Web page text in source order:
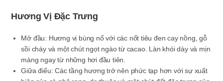
Hương Vị Đặc Trưng
Mở đầu: Hương vị bùng nổ với các nốt tiêu đen cay nồng, gỗ
sồi cháy và một chút ngọt ngào từ cacao. Làn khói dày và mịn
màng ngay từ những hơi đầu tiên.
Giữa điếu: Các tầng hương trở nên phức tạp hơn với sự xuất